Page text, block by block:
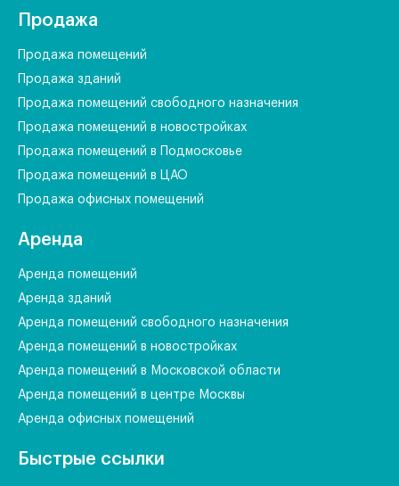
Продажа
Продажа помещений
Продажа зданий
Продажа помещений свободного назначения
Продажа помещений в новостройках
Продажа помещений в Подмосковье
Продажа помещений в ЦАО
Продажа офисных помещений
Аренда
Аренда помещений
Аренда зданий
Аренда помещений свободного назначения
Аренда помещений в новостройках
Аренда помещений в Московской области
Аренда помещений в центре Москвы
Аренда офисных помещений
Быстрые ссылки